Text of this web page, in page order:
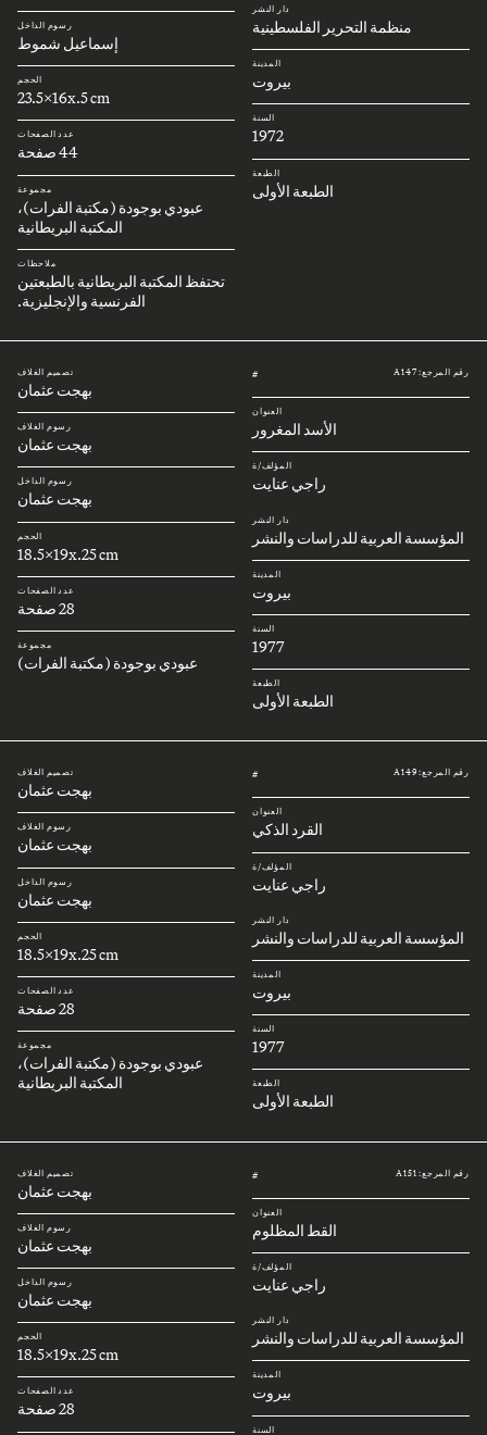
دار النشر
منظمة التحرير الفلسطينية
المدينة
بيروت
السنة
1972
الطبعة
الطبعة الأولى
رسوم الداخل
إسماعيل شموط
الحجم
23.5x16x.5 cm
عدد الصفحات
44 صفحة
مجموعة
عبودي بوجودة (مكتبة الفرات)،
المكتبة البريطانية
ملاحظات
تحتفظ المكتبة البريطانية بالطبعتين
الفرنسية والإنجليزية.
رقم المرجع: A147 #
العنوان
الأسد المغرور
المؤلف/ة
راجي عنايت
دار النشر
المؤسسة العربية للدراسات والنشر
المدينة
بيروت
السنة
1977
الطبعة
الطبعة الأولى
تصميم الغلاف
بهجت عثمان
رسوم الغلاف
بهجت عثمان
رسوم الداخل
بهجت عثمان
الحجم
18.5x19x.25 cm
عدد الصفحات
28 صفحة
مجموعة
عبودي بوجودة (مكتبة الفرات)
رقم المرجع: A149 #
العنوان
القرد الذكي
المؤلف/ة
راجي عنايت
دار النشر
المؤسسة العربية للدراسات والنشر
المدينة
بيروت
السنة
1977
الطبعة
الطبعة الأولى
تصميم الغلاف
بهجت عثمان
رسوم الغلاف
بهجت عثمان
رسوم الداخل
بهجت عثمان
الحجم
18.5x19x.25 cm
عدد الصفحات
28 صفحة
مجموعة
عبودي بوجودة (مكتبة الفرات)،
المكتبة البريطانية
رقم المرجع: A151 #
العنوان
القط المظلوم
المؤلف/ة
راجي عنايت
دار النشر
المؤسسة العربية للدراسات والنشر
المدينة
بيروت
السنة
تصميم الغلاف
بهجت عثمان
رسوم الغلاف
بهجت عثمان
رسوم الداخل
بهجت عثمان
الحجم
18.5x19x.25 cm
عدد الصفحات
28 صفحة